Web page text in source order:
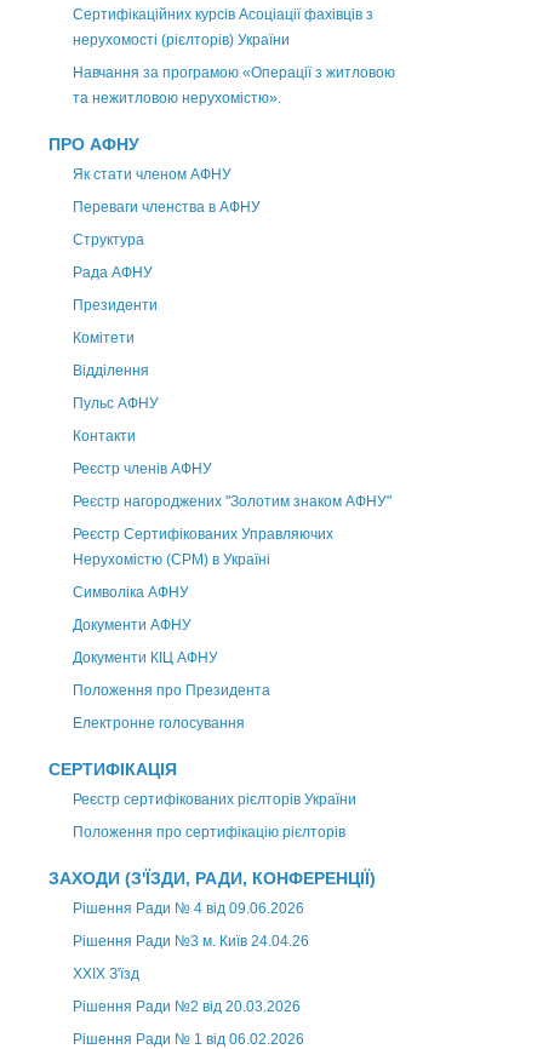
Сертифікаційних курсів Асоціації фахівців з
нерухомості (рієлторів) України
Навчання за програмою «Операції з житловою
та нежитловою нерухомістю».
ПРО АФНУ
Як стати членом АФНУ
Переваги членства в АФНУ
Структура
Рада АФНУ
Президенти
Комітети
Відділення
Пульс АФНУ
Контакти
Реєстр членів АФНУ
Реєстр нагороджених "Золотим знаком АФНУ"
Реєстр Сертифікованих Управляючих
Нерухомістю (CPM) в Україні
Символіка АФНУ
Документи АФНУ
Документи КІЦ АФНУ
Положення про Президента
Електронне голосування
СЕРТИФІКАЦІЯ
Реєстр сертифікованих рієлторів України
Положення про сертифікацію рієлторів
ЗАХОДИ (З'ЇЗДИ, РАДИ, КОНФЕРЕНЦІЇ)
Рішення Ради № 4 від 09.06.2026
Рішення Ради №3 м. Київ 24.04.26
XXІХ З'їзд
Рішення Ради №2 від 20.03.2026
Рішення Ради № 1 від 06.02.2026